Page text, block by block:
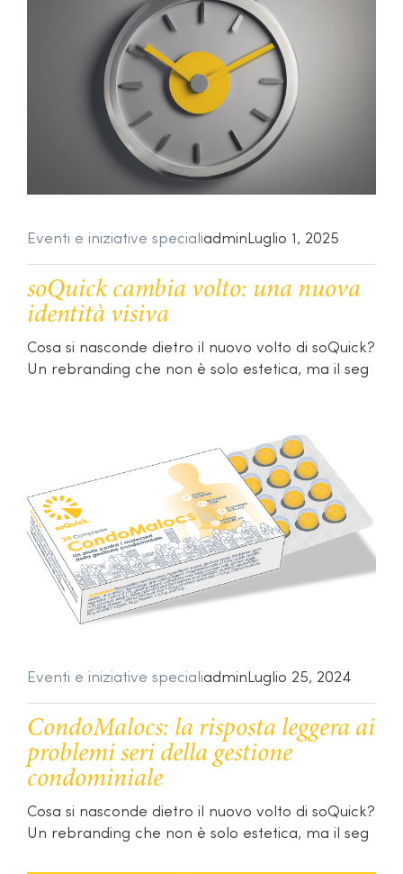
Eventi e iniziative specialiadmin Luglio 1, 2025
soQuick cambia volto: una nuova
identità visiva
Cosa si nasconde dietro il nuovo volto di soQuick?
Un rebranding che non è solo estetica, ma il seg
Eventi e iniziative specialiadmin Luglio 25, 2024
CondoMalocs: la risposta leggera ai
problemi seri della gestione
condominiale
Cosa si nasconde dietro il nuovo volto di soQuick?
Un rebranding che non è solo estetica, ma il seg